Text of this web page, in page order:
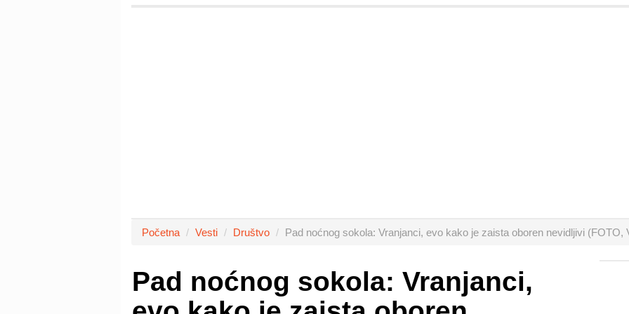
Početna Vesti Društvo Pad noćnog sokola: Vranjanci, evo kako je zaista oboren nevidljivi (FOTO,
Pad noćnog sokola: Vranjanci,